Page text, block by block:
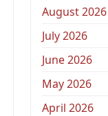
August 2026
July 2026
June 2026
May 2026
April 2026